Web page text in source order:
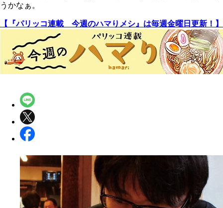
うかなぁ。
【『パリッコ連載 今週のハマりメシ』は毎週金曜日更新！】